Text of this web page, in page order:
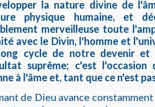
la nature divine de
physique humaine, et
merveilleuse toute
avec le Divin, l'homme et
cycle de notre devenir et
suprême; c'est l'occasion
à l'âme et, tant que ce n'est
de Dieu avance